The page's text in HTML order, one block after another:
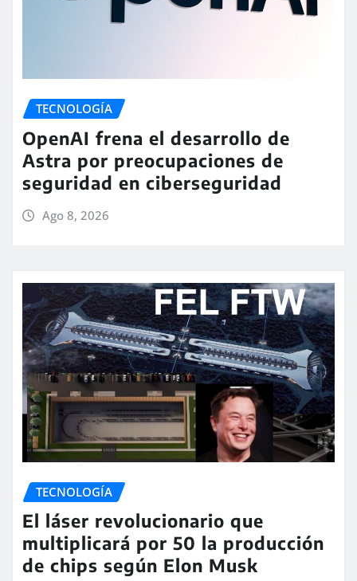
TECNOLOGÍA
OpenAI frena el desarrollo de
Astra por preocupaciones de
seguridad en ciberseguridad
Ago 8, 2026
TECNOLOGÍA
El láser revolucionario que
multiplicará por 50 la producción
de chips según Elon Musk